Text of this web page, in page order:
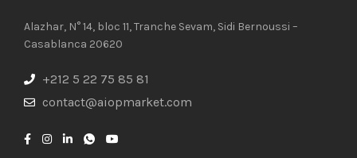
Alazhar, N° 14, bloc 11, Tranche Sevam, Sidi Bernoussi –
Casablanca 20620
+212 5 22 75 85 81
contact@aiopmarket.com